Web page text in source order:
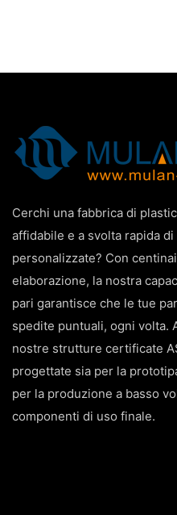
Cerchi una fabbrica di
affidabile e a svolta rapida
personalizzate? Con
elaborazione, la nostra
pari garantisce che le tue
spedite puntuali, ogni volta.
nostre strutture certificate
progettate sia per la
per la produzione a basso
componenti di uso finale.